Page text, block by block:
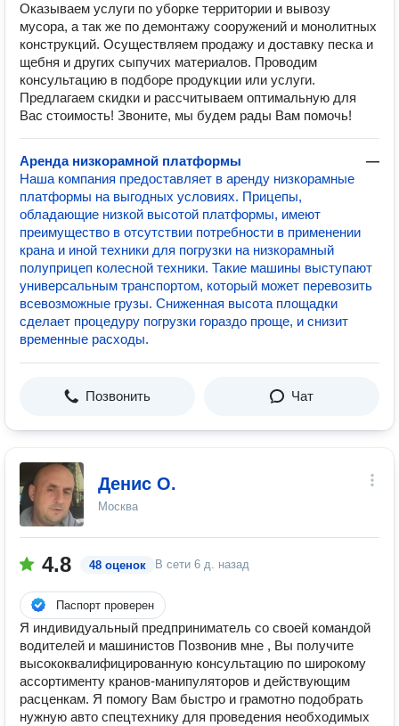
Оказываем услуги по уборке территории и вывозу
мусора, а так же по демонтажу сооружений и монолитных
конструкций. Осуществляем продажу и доставку песка и
щебня и других сыпучих материалов. Проводим
консультацию в подборе продукции или услуги.
Предлагаем скидки и рассчитываем оптимальную для
Вас стоимость! Звоните, мы будем рады Вам помочь!
Аренда низкорамной платформы
—
Наша компания предоставляет в аренду низкорамные
платформы на выгодных условиях. Прицепы,
обладающие низкой высотой платформы, имеют
преимущество в отсутствии потребности в применении
крана и иной техники для погрузки на низкорамный
полуприцеп колесной техники. Такие машины выступают
универсальным транспортом, который может перевозить
всевозможные грузы. Сниженная высота площадки
сделает процедуру погрузки гораздо проще, и снизит
временные расходы.
Позвонить Чат
Денис О.
Москва
4.8 48 оценок В сети 6 д. назад
Паспорт проверен
Я индивидуальный предприниматель со своей командой
водителей и машинистов Позвонив мне , Вы получите
высококвалифицированную консультацию по широкому
ассортименту кранов-манипуляторов и действующим
расценкам. Я помогу Вам быстро и грамотно подобрать
нужную авто спецтехнику для проведения необходимых